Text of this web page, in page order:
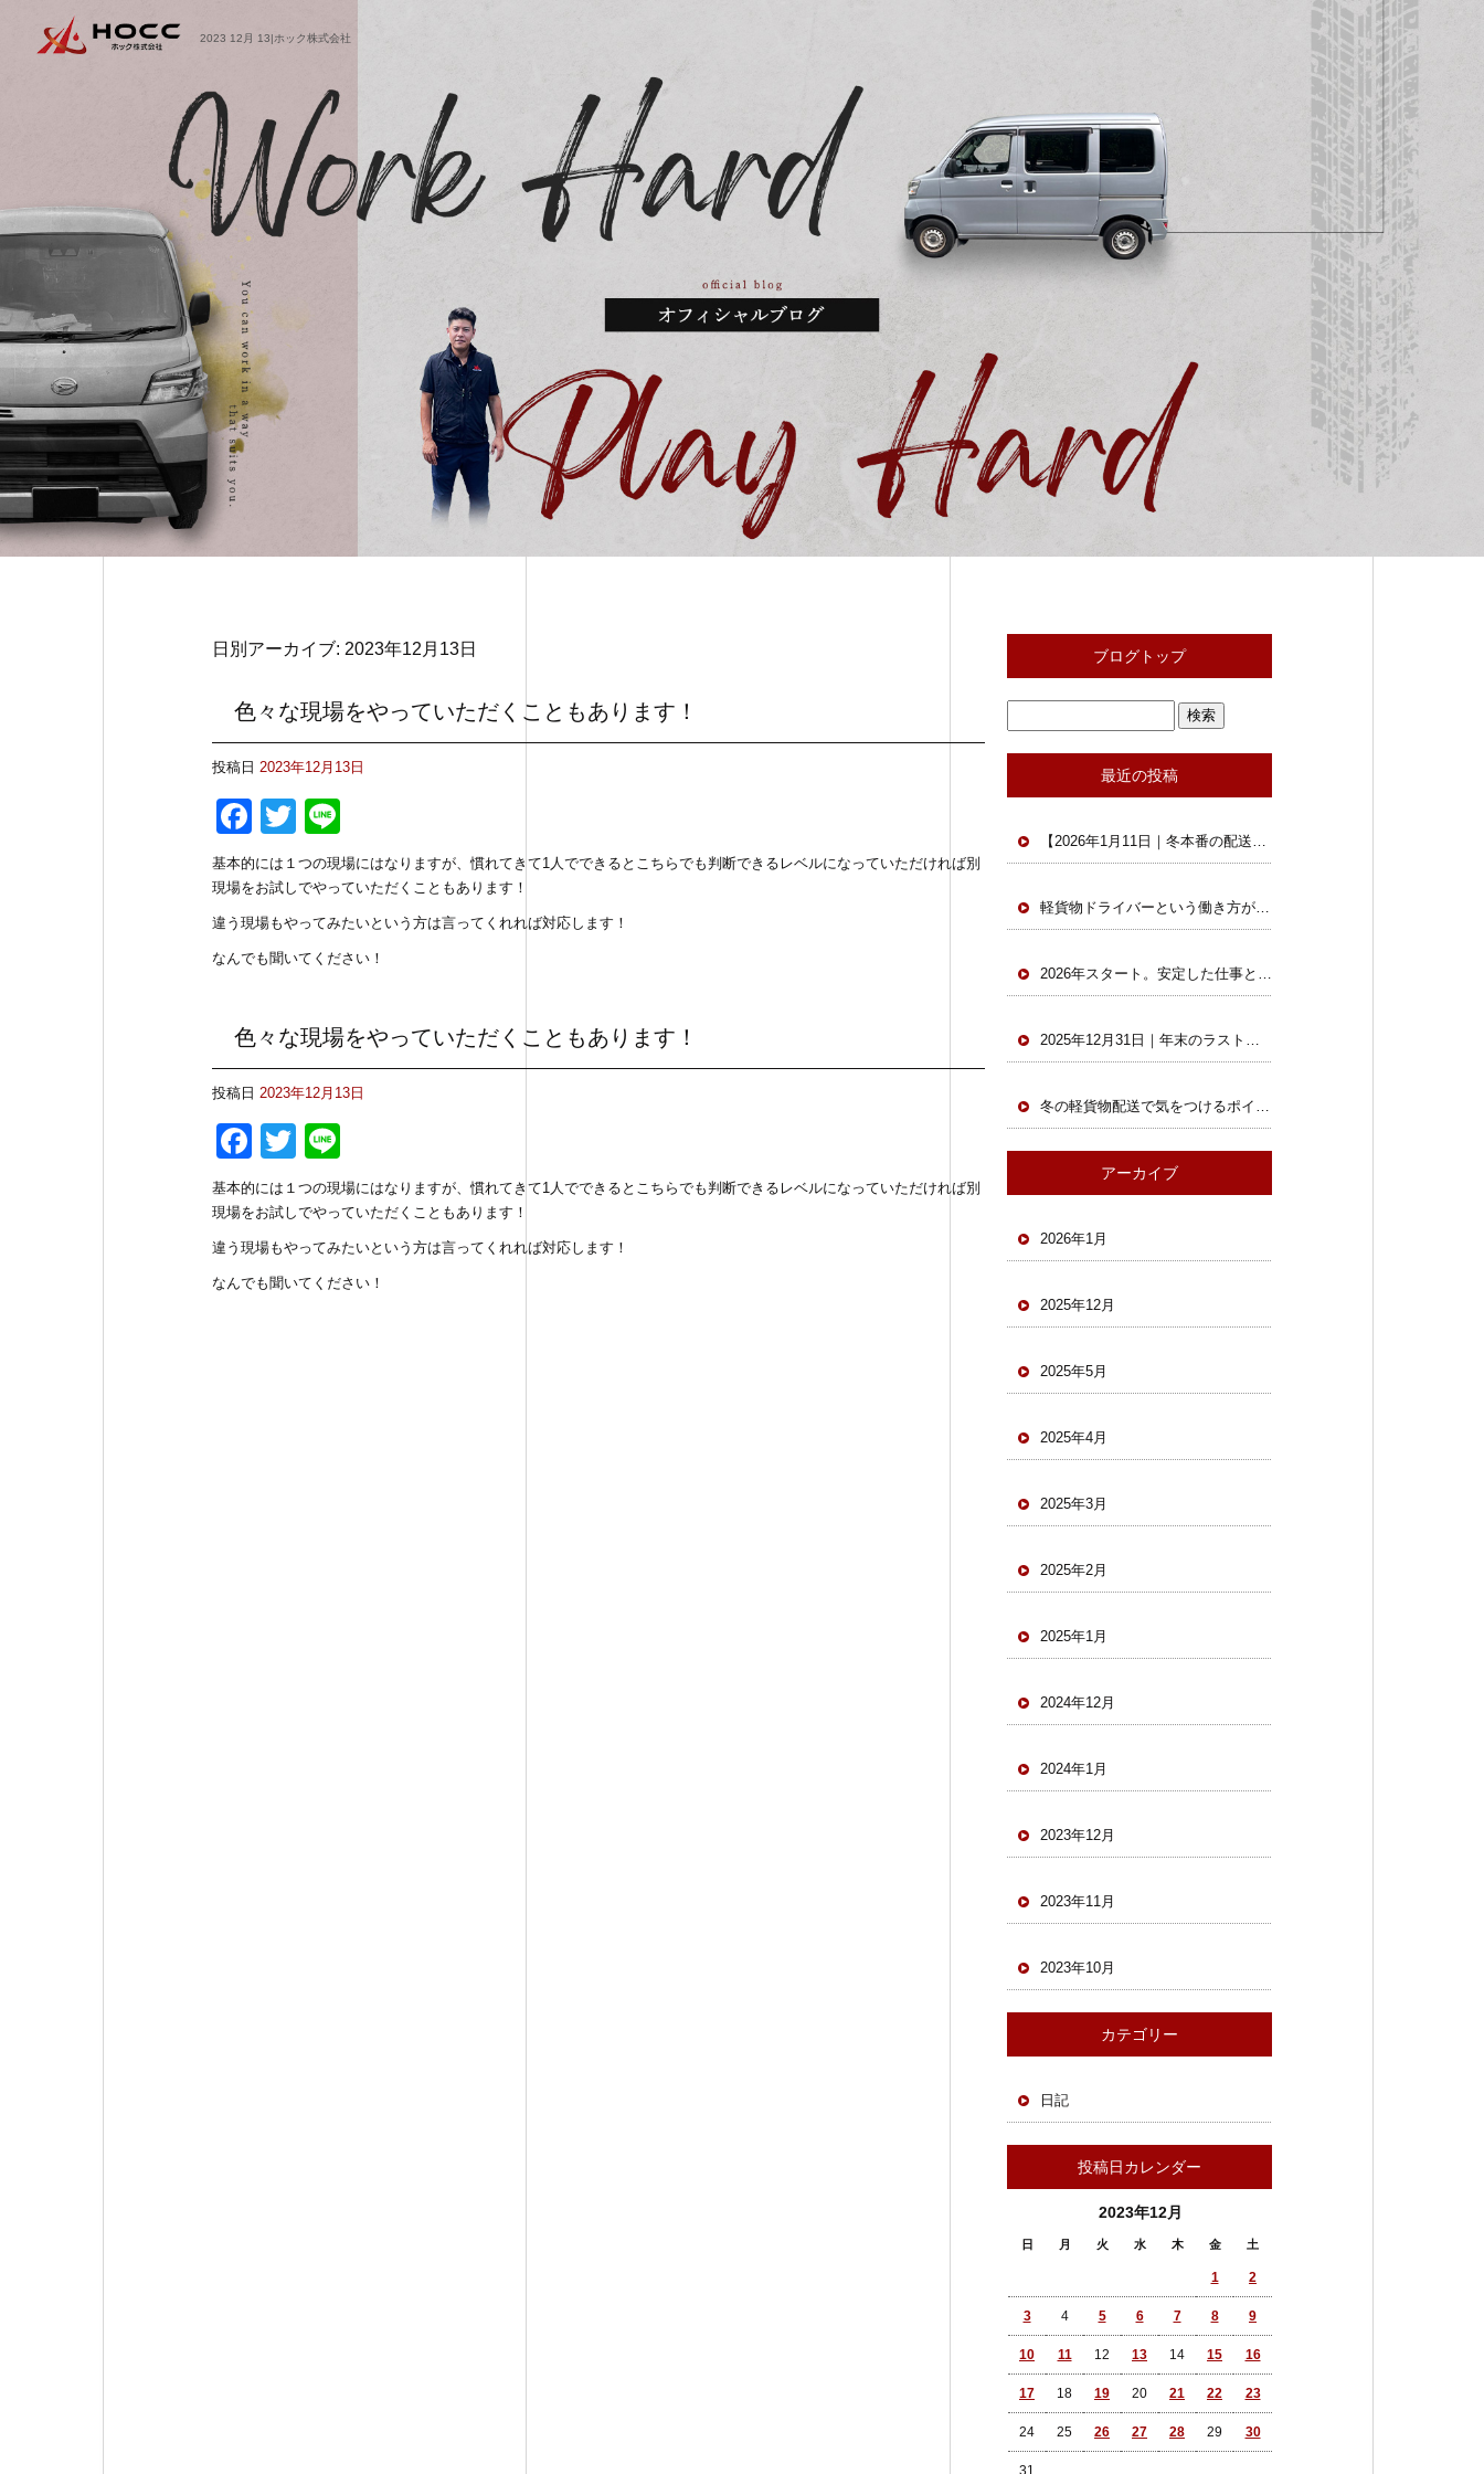
2023 12月 13|ホック株式会社
日別アーカイブ: 2023年12月13日
色々な現場をやっていただくこともあります！
投稿日 2023年12月13日
F
a
c
e
b
o
k
T
wi
tt
er
n
e
基本的には１つの現場にはなりますが、慣れてきて1人でできるとこちらでも判断できるレベルになっていただければ別
現場をお試しでやっていただくこともあります！
違う現場もやってみたいという方は言ってくれれば対応します！
なんでも聞いてください！
色々な現場をやっていただくこともあります！
投稿日 2023年12月13日
F
a
c
e
b
T
wi
tt
er
n
e
基本的には１つの現場にはなりますが、慣れてきて1人でできるとこちらでも判断できるレベルになっていただければ別
現場をお試しでやっていただくこともあります！
違う現場もやってみたいという方は言ってくれれば対応します！
なんでも聞いてください！
ブログトップ
最近の投稿
【2026年1月11日｜冬本番の配送現場と軽貨物の今】
軽貨物ドライバーという働き方が、今あらためて選ばれています。
2026年スタート。安定した仕事と安全な環境で一緒に働きませんか？
2025年12月31日｜年末のラストスパート！配送最終日も元気に稼働中
冬の軽貨物配送で気をつけるポイントとは？未経験ドライバーも安心の安全対策｜ ホック株式会社
アーカイブ
2026年1月
2025年12月
2025年5月
2025年4月
2025年3月
2025年2月
2025年1月
2024年12月
2024年1月
2023年12月
2023年11月
2023年10月
カテゴリー
日記
投稿日カレンダー
2023年12月
日 月 火 水 木 金 土
1 2
3 4 5 6 7 8 9
10 11 12 13 14 15 16
17 18 19 20 21 22 23
24 25 26 27 28 29 30
31